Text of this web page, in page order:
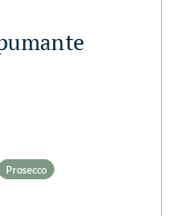
Prosecco